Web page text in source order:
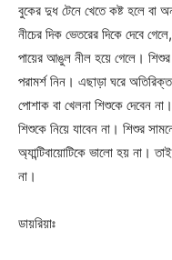
বুকের দুধ টেনে খেতে কষ্ট হলে বা
নীচের দিক ভেতরের দিকে দেবে
পায়ের আঙুল নীল হয়ে গেলে। শিশুর
পরামর্শ নিন। এছাড়া ঘরে
পোশাক বা খেলনা শিশুকে দেবেন
শিশুকে নিয়ে যাবেন না। শিশুর
অ্যান্টিবায়োটিকে ভালো হয় না।
না।
ডায়রিয়াঃ